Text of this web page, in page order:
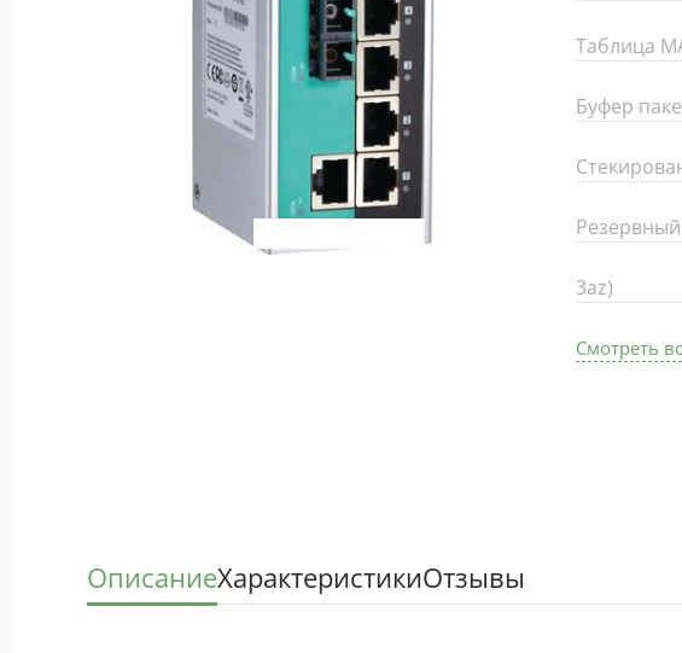
Таблица
Буфер
3az)
Смотреть
ОписаниеХарактеристикиОтзывы